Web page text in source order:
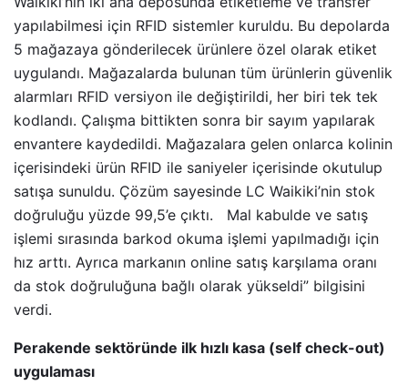
yapılabilmesi için RFID sistemler kuruldu. Bu depolarda
5 mağazaya gönderilecek ürünlere özel olarak etiket
uygulandı. Mağazalarda bulunan tüm ürünlerin güvenlik
alarmları RFID versiyon ile değiştirildi, her biri tek tek
kodlandı. Çalışma bittikten sonra bir sayım yapılarak
envantere kaydedildi. Mağazalara gelen onlarca kolinin
içerisindeki ürün RFID ile saniyeler içerisinde okutulup
satışa sunuldu. Çözüm sayesinde LC Waikiki’nin stok
doğruluğu yüzde 99,5’e çıktı. Mal kabulde ve satış
işlemi sırasında barkod okuma işlemi yapılmadığı için
hız arttı. Ayrıca markanın online satış karşılama oranı
da stok doğruluğuna bağlı olarak yükseldi” bilgisini
verdi.
Perakende sektöründe ilk hızlı kasa (self check-out)
uygulaması